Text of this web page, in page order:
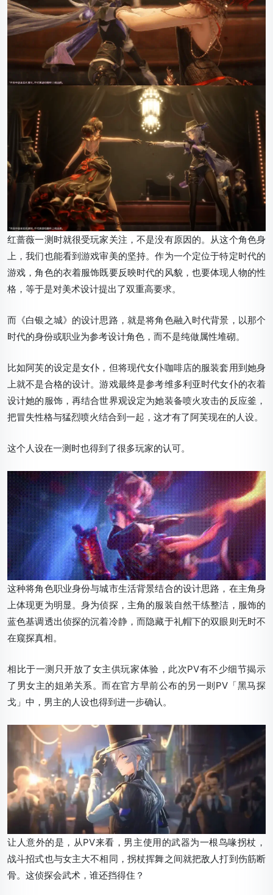
红蔷薇一测时就很受玩家关注，不是没有原因的。从这个角色身
上，我们也能看到游戏审美的坚持。作为一个定位于特定时代的
游戏，角色的衣着服饰既要反映时代的风貌，也要体现人物的性
格，等于是对美术设计提出了双重高要求。
而《白银之城》的设计思路，就是将角色融入时代背景，以那个
时代的身份或职业为参考设计角色，而不是纯做属性堆砌。
比如阿芙的设定是女仆，但将现代女仆咖啡店的服装套用到她身
上就不是合格的设计。游戏最终是参考维多利亚时代女仆的衣着
设计她的服饰，再结合世界观设定为她装备喷火攻击的反应釜，
把冒失性格与猛烈喷火结合到一起，这才有了阿芙现在的人设。
这个人设在一测时也得到了很多玩家的认可。
这种将角色职业身份与城市生活背景结合的设计思路，在主角身
上体现更为明显。身为侦探，主角的服装自然干练整洁，服饰的
蓝色基调透出侦探的沉着冷静，而隐藏于礼帽下的双眼则无时不
在窥探真相。
相比于一测只开放了女主供玩家体验，此次PV有不少细节揭示
了男女主的姐弟关系。而在官方早前公布的另一则PV「黑马探
戈」中，男主的人设也得到进一步确认。
让人意外的是，从PV来看，男主使用的武器为一根鸟喙拐杖，
战斗招式也与女主大不相同，拐杖挥舞之间就把敌人打到伤筋断
骨。这侦探会武术，谁还挡得住？